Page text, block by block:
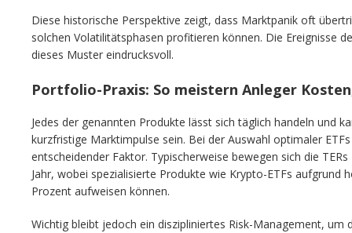
Diese historische Perspektive zeigt, dass Marktpanik oft
solchen Volatilitätsphasen profitieren können. Die Ereignisse
dieses Muster eindrucksvoll.
Portfolio-Praxis: So meistern Anleger
Jedes der genannten Produkte lässt sich täglich handeln und
kurzfristige Marktimpulse sein. Bei der Auswahl optimaler
entscheidender Faktor. Typischerweise bewegen sich die
Jahr, wobei spezialisierte Produkte wie Krypto-ETFs aufgrund
Prozent aufweisen können.
Wichtig bleibt jedoch ein diszipliniertes Risk-Management, um